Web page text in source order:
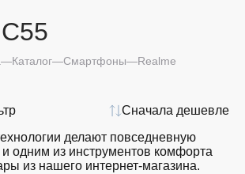
Каталог Смартфоны
Realme
Сначала дешевле
делают повседневную
одним из инструментов комфорта
из нашего интернет-магазина.